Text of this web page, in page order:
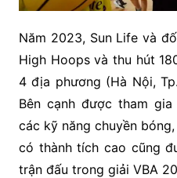
Năm 2023, Sun Life và
High Hoops và thu hút
4 địa phương (Hà Nội,
Bên cạnh được tham
các kỹ năng chuyền
có thành tích cao cũng
trận đấu trong giải VBA